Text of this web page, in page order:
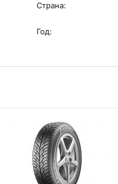
Страна:
Год: